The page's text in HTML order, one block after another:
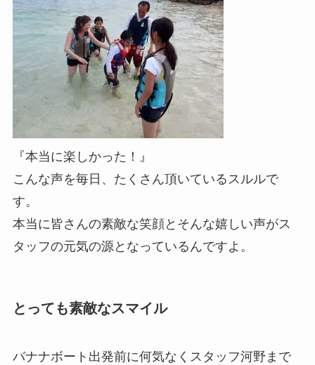
『本当に楽しかった！』
こんな声を毎日、たくさん頂いているスルルで
す。
本当に皆さんの素敵な笑顔とそんな嬉しい声がス
タッフの元気の源となっているんですよ。
とっても素敵なスマイル
バナナボート出発前に何気なくスタッフ河野まで